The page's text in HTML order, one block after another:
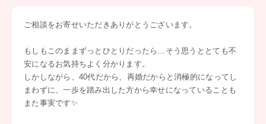
ご相談をお寄せいただきありがとうございます。
もしもこのままずっとひとりだったら…そう思うととても不
安になるお気持ちよく分かります。
しかしながら、40代だから、再婚だからと消極的になってし
まわずに、一歩を踏み出した方から幸せになっていることも
また事実です✨